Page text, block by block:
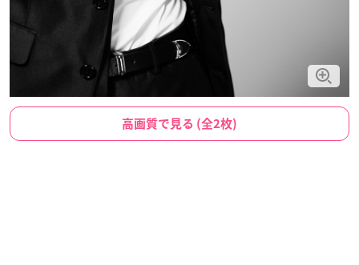
高画質で見る (全2枚)